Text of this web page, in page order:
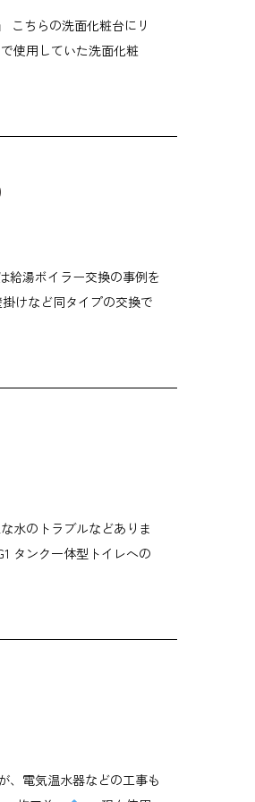
こちらの洗面化粧台にリ
使用していた洗面化粧
給湯ボイラー交換の事例を
けなど同タイプの交換で
水のトラブルなどありま
タンク一体型トイレへの
、電気温水器などの工事も